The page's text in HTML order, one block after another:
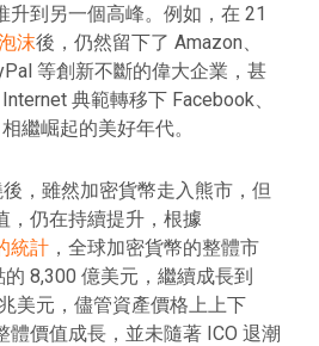
升到另一個高峰。例如，在 21
沫後，仍然留下了 Amazon、
等創新不斷的偉大企業，甚
典範轉移下 Facebook、
繼崛起的美好年代。
，雖然加密貨幣走入熊市，但
，仍在持續提升，根據
統計 ，全球加密貨幣的整體市
8,300 億美元，繼續成長到
美元，儘管資產價格上上下
體價值成長，並未隨著 ICO 退潮